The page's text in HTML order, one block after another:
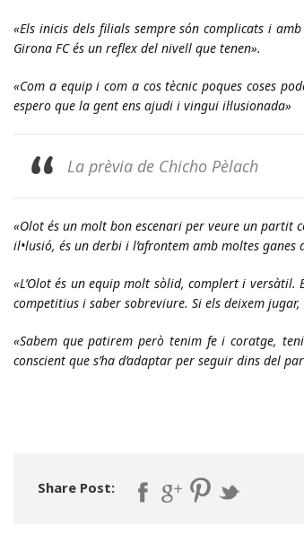
«Els inicis dels filials sempre són complicats i
Girona FC és un reflex del nivell que tenen».
«Com a equip i com a cos tècnic poques coses
espero que la gent ens ajudi i vingui il·lusionada»
La prèvia de Chicho Pèlach
«Olot és un molt bon escenari per veure un partit
il•lusió, és un derbi i l’afrontem amb moltes ganes
«L’Olot és un equip molt sòlid, complert i versàtil.
competitius i saber sobreviure. Si els deixem jugar,
«Sabem que patirem però tenim fe i coratge,
conscient que s’ha d’adaptar per seguir dins del
Share Post: